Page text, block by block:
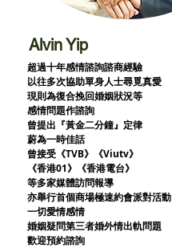
Alvin Yip
超過十年感情諮詢諮商經驗
以往多次協助單身人士尋覓真愛
現則為復合挽回婚姻狀況等
感情問題作諮詢
曾提出『黃金二分鐘』定律
蔚為一時佳話
曾接受《TVB》《Viutv》
《香港01》
《香港電台》
等多家媒體訪問報導
亦舉行首個商場極速約會派對活動
一切愛情感情
婚姻疑問第三者婚外情出軌問題
歡迎預約諮詢